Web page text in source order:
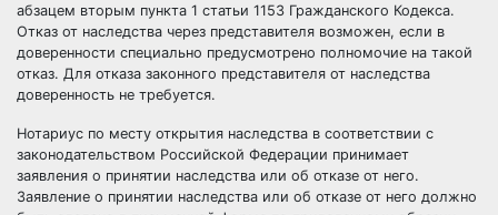
абзацем вторым пункта 1 статьи 1153 Гражданского Кодекса.
Отказ от наследства через представителя возможен, если в
доверенности специально предусмотрено полномочие на такой
отказ. Для отказа законного представителя от наследства
доверенность не требуется.
Нотариус по месту открытия наследства в соответствии с
законодательством Российской Федерации принимает
заявления о принятии наследства или об отказе от него.
Заявление о принятии наследства или об отказе от него должно